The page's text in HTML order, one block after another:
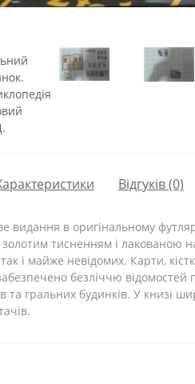
Відгуків (0)
видання в оригінальному
золотим тисненням і лакованою
і майже невідомих. Карти,
безліччю відомостей
та гральних будинків. У книзі